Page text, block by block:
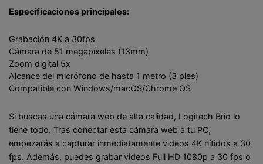
Especificaciones principales:
Grabación 4K a 30fps
Cámara de 51 megapíxeles (13mm)
Zoom digital 5x
Alcance del micrófono de hasta 1 metro (3 pies)
Compatible con Windows/macOS/Chrome OS
Si buscas una cámara web de alta calidad, Logitech Brio lo
tiene todo. Tras conectar esta cámara web a tu PC,
empezarás a capturar inmediatamente videos 4K nítidos a 30
fps. Además, puedes grabar videos Full HD 1080p a 30 fps o